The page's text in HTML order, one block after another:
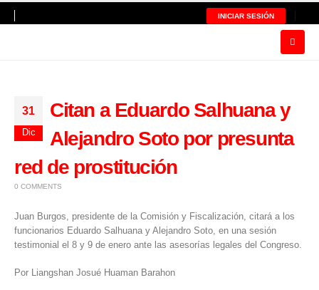
INICIAR SESIÓN
31
Dic
Citan a Eduardo Salhuana y
Alejandro Soto por presunta
red de prostitución
0 COMMENTS
Juan Burgos, presidente de la Comisión y Fiscalización, citará a los
funcionarios Eduardo Salhuana y Alejandro Soto, en una sesión
testimonial el 8 y 9 de enero ante las asesorías legales del Congreso.
Por Liangshan Josué Huaman Barahon